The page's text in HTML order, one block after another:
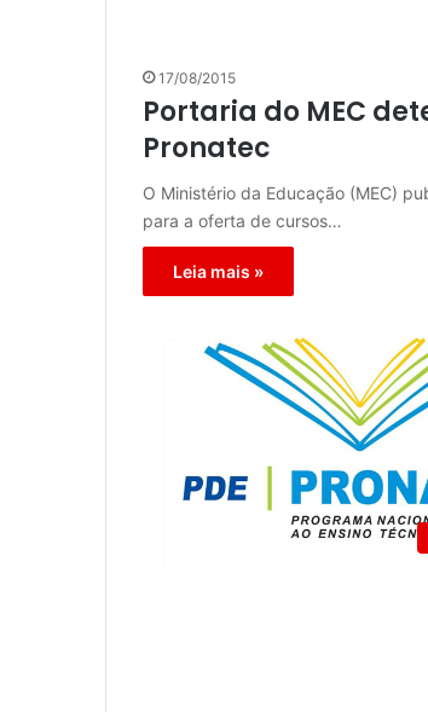
17/08/2015
Portaria do MEC
Pronatec
O Ministério da Educação (MEC)
para a oferta de cursos…
Leia mais »